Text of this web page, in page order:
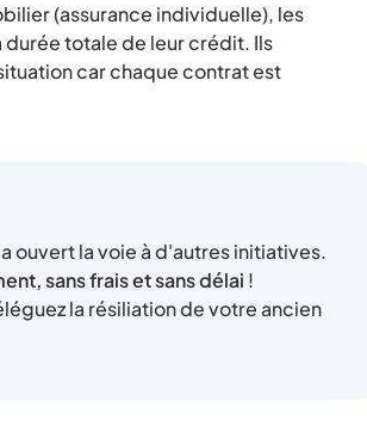
(assurance individuelle), les
durée totale de leur crédit. Ils
car chaque contrat est
ouvert la voie à d'autres initiatives.
sans frais et sans délai !
la résiliation de votre ancien